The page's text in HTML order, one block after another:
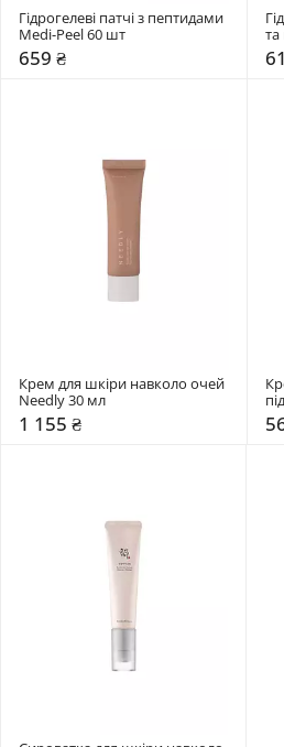
Гідрогелеві патчі з пептидами
Medi-Peel 60 шт
659 ₴
Крем для шкіри навколо очей
Needly 30 мл
1 155 ₴